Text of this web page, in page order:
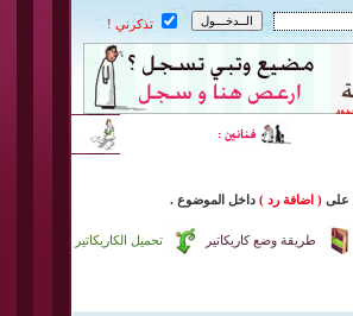
تذكرني !
على ( اضافة رد ) داخل الموضوع .
تحميل الكاريكاتير طريقة وضع كاريكاتير